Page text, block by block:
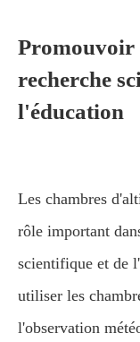
Promouvoir
recherche
l'éducation
Les chambres
rôle important
scientifique et de
utiliser les
l'observation